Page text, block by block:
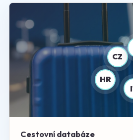
CZ
HR
Cestovní databáze